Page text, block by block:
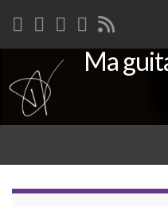
Search for:
Ma